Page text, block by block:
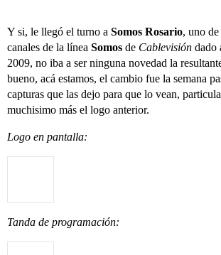
Y si, le llegó el turno a Somos Rosario, uno
canales de la línea Somos de Cablevisión dado
2009, no iba a ser ninguna novedad la
bueno, acá estamos, el cambio fue la semana
capturas que las dejo para que lo vean,
muchisimo más el logo anterior.
Logo en pantalla:
Tanda de programación: